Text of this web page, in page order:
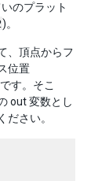
のプラット
)。
、頂点からフ
位置
す。そこ
out 変数とし
さい。